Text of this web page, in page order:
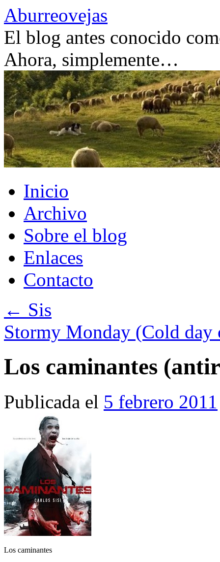
Saltar
al
contenido
Aburreovejas
El blog antes conocido
Ahora, simplemente…
Inicio
Archivo
Sobre el blog
Enlaces
Contacto
← Sis
Stormy Monday (Cold
Los caminantes
Publicada el 5 febrero 2011
Los caminantes